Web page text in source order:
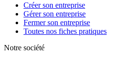
Créer son entreprise
Gérer son entreprise
Fermer son entreprise
Toutes nos fiches pratiques
Notre société